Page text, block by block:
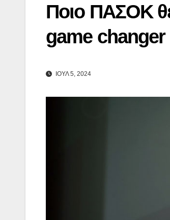
Ποιο ΠΑΣΟΚ
game changer
ΙΟΥΛ 5, 2024